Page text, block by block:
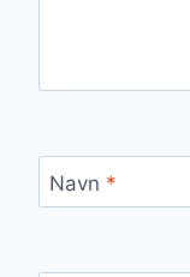
Navn *